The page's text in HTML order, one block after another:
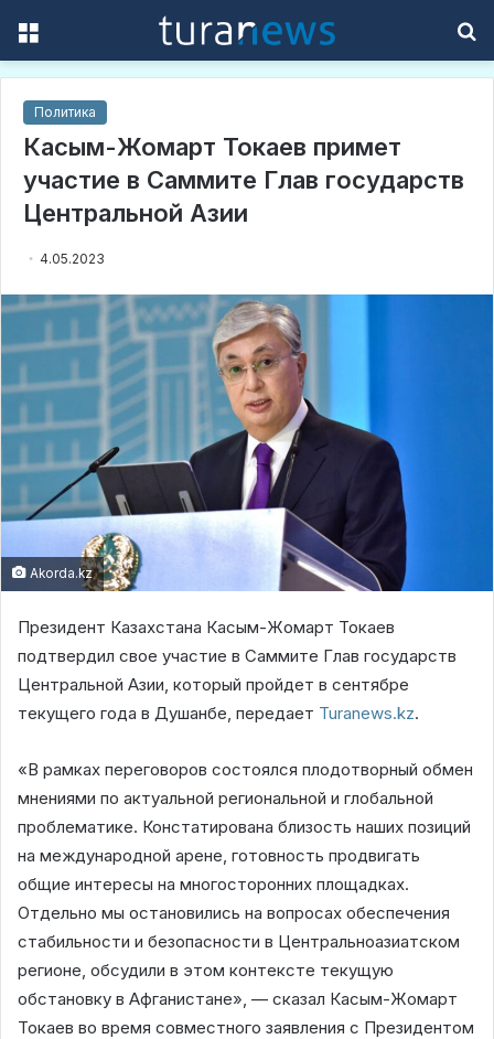
Политика
Касым-Жомарт Токаев примет
участие в Саммите Глав государств
Центральной Азии
4.05.2023
Akorda.kz
Президент Казахстана Касым-Жомарт Токаев
подтвердил свое участие в Саммите Глав государств
Центральной Азии, который пройдет в сентябре
текущего года в Душанбе, передает Turanews.kz.
«В рамках переговоров состоялся плодотворный обмен
мнениями по актуальной региональной и глобальной
проблематике. Констатирована близость наших позиций
на международной арене, готовность продвигать
общие интересы на многосторонних площадках.
Отдельно мы остановились на вопросах обеспечения
стабильности и безопасности в Центральноазиатском
регионе, обсудили в этом контексте текущую
обстановку в Афганистане», — сказал Касым-Жомарт
Токаев во время совместного заявления с Президентом